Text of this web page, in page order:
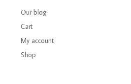
Our blog
Cart
My account
Shop